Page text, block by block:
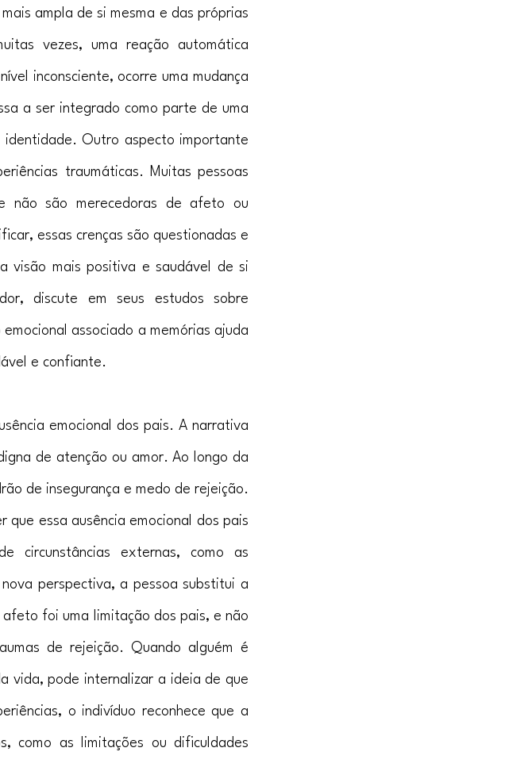
ampla de si mesma e das próprias
vezes, uma reação automática
inconsciente, ocorre uma mudança
a ser integrado como parte de uma
identidade. Outro aspecto importante
traumáticas. Muitas pessoas
não são merecedoras de afeto ou
essas crenças são questionadas e
visão mais positiva e saudável de si
discute em seus estudos sobre
associado a memórias ajuda
e confiante.
emocional dos pais. A narrativa
de atenção ou amor. Ao longo da
de insegurança e medo de rejeição.
que essa ausência emocional dos pais
circunstâncias externas, como as
perspectiva, a pessoa substitui a
foi uma limitação dos pais, e não
de rejeição. Quando alguém é
vida, pode internalizar a ideia de que
o indivíduo reconhece que a
como as limitações ou dificuldades